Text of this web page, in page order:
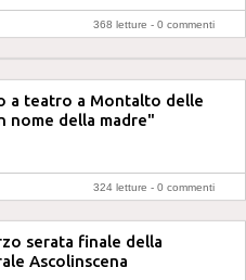
368 letture - 0 commenti
a teatro a Montalto delle
nome della madre"
324 letture - 0 commenti
serata finale della
Ascolinscena